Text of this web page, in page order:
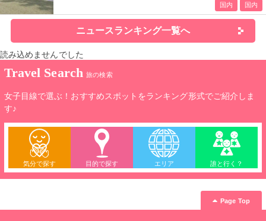
国内 国内
ニュースランキング一覧へ
読み込めませんでした
Travel Search 旅の検索
女子目線で選ぶ！おすすめスポットをランキング形式でご紹介しま
す♪
気分で探す 目的で探す エリア 誰と行く？
Page Top